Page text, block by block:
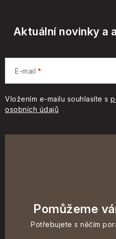
Aktuální novinky a
E-mail
Vložením e-mailu souhlasíte s
osobních údajů
Pomůžeme
Potřebujete s něčím